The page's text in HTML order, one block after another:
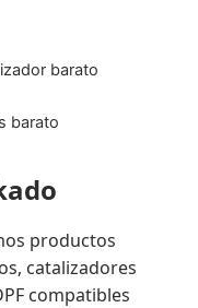
barato
barato
productos
catalizadores
compatibles